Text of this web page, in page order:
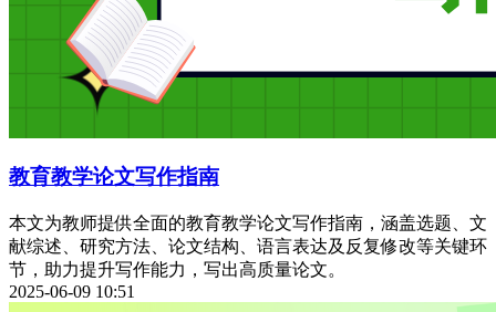
教育教学论文写作指南
本文为教师提供全面的教育教学论文写作指南，涵盖选题、文
献综述、研究方法、论文结构、语言表达及反复修改等关键环
节，助力提升写作能力，写出高质量论文。
2025-06-09 10:51